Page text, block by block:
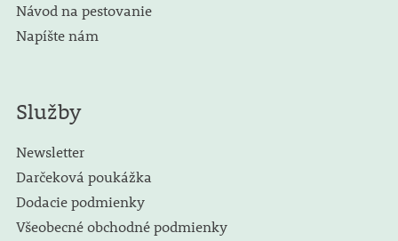
Návod na pestovanie
Napíšte nám
Služby
Newsletter
Darčeková poukážka
Dodacie podmienky
Všeobecné obchodné podmienky